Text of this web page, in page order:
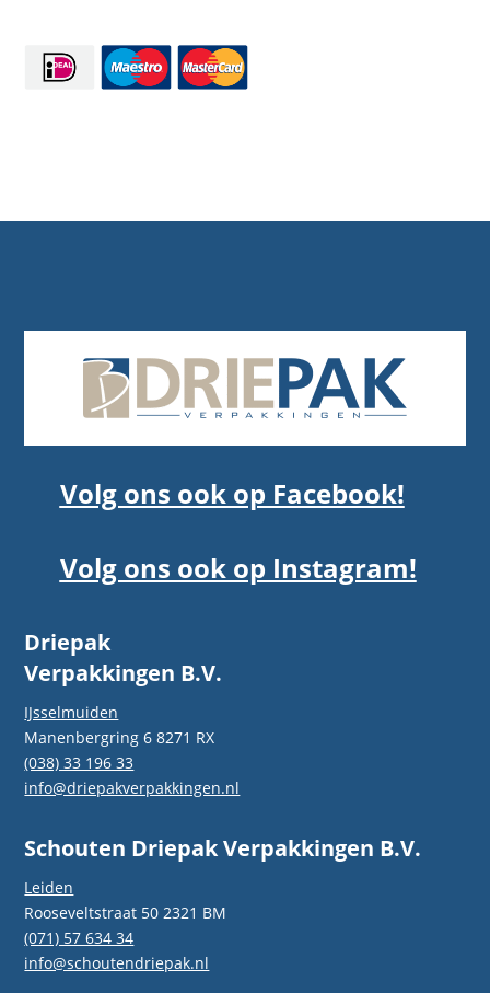
Volg ons ook op Facebook!
Volg ons ook op Instagram!
Driepak
Verpakkingen B.V.
IJsselmuiden
Manenbergring 6 8271 RX
(038) 33 196 33
info@driepakverpakkingen.nl
Schouten Driepak Verpakkingen B.V.
Leiden
Rooseveltstraat 50 2321 BM
(071) 57 634 34
info@schoutendriepak.nl